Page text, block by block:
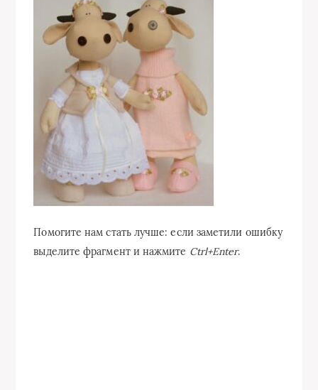
Помогите нам стать лучше: если заметили ошибку
выделите фрагмент и нажмите Ctrl+Enter.